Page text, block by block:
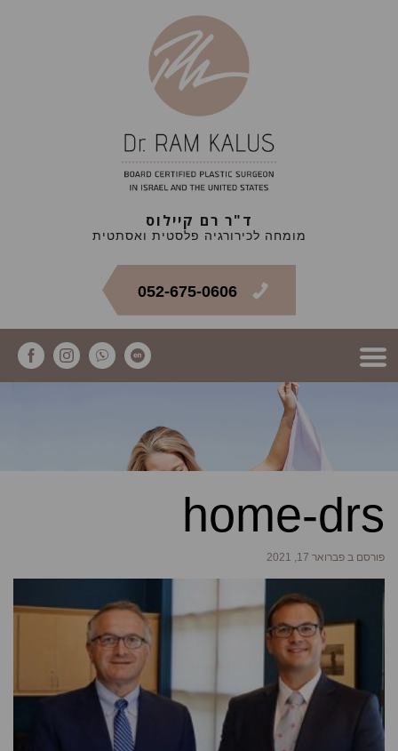
ד"ר רם קיילוס
מומחה לכירורגיה פלסטית ואסתטית
052-675-0606
home-drs
פורסם ב פברואר 17, 2021